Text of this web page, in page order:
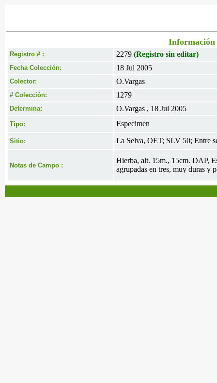
Información
Registro # : 2279 (Registro sin editar)
Fecha Colección: 18 Jul 2005
Colector: O.Vargas
# Colección: 1279
Determina: O.Vargas , 18 Jul 2005
Tipo: Especimen
Sitio: La Selva, OET; SLV 50; Entre
Notas de Campo :
Hierba, alt. 15m., 15cm. DAP,
agrupadas en tres, muy duras y